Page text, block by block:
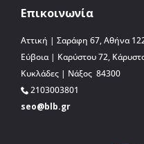
Επικοινωνία
Αττική | Σαράφη 67, Αθήνα
Εύβοια | Καρύστου 72,
Κυκλάδες | Νάξος 84300
2103003801
seo@blb.gr